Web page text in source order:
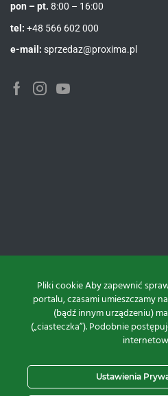
pon – pt. 8:00 – 16:00
tel: +48 566 602 000
e-mail: sprzedaz@proxima.pl
FacebookInstagramYoutube
Projekt i realizacja:
Pliki cookie Aby zapewnić
portalu, czasami umieszczamy
(bądź innym urządzeniu)
(„ciasteczka”). Podobnie
Ustawienia